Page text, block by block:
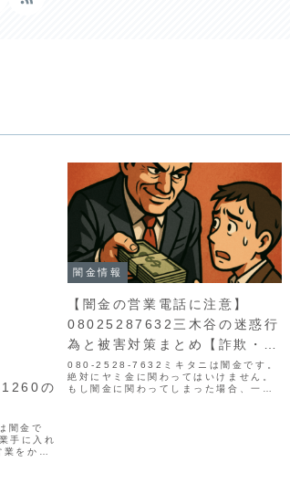
の
闇金で
手に入れ
業をかけ
闇金情報
【闇金の営業電話に注意】
08025287632三木谷の迷惑行
為と被害対策まとめ【詐欺・嫌
がらせ】
080-2528-7632ミキタニは闇金です。
絶対にヤミ金に関わってはいけません。
もし闇金に関わってしまった場合、一日